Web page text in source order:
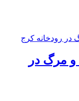
و مرگ در